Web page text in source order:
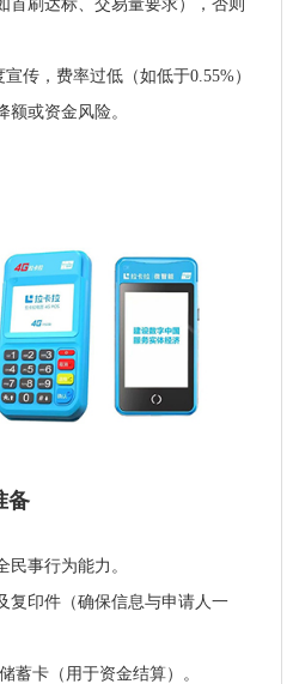
首刷达标、交易量要求），否则
传，费率过低（如低于0.55%）
或资金风险。
备
民事行为能力。
复印件（确保信息与申请人一
蓄卡（用于资金结算）。